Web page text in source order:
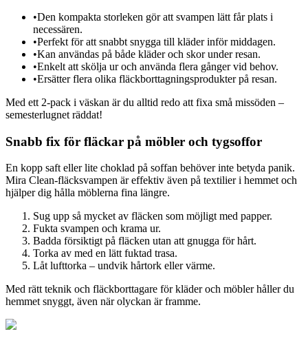
•Den kompakta storleken gör att svampen lätt får plats i
necessären.
•Perfekt för att snabbt snygga till kläder inför middagen.
•Kan användas på både kläder och skor under resan.
•Enkelt att skölja ur och använda flera gånger vid behov.
•Ersätter flera olika fläckborttagningsprodukter på resan.
Med ett 2-pack i väskan är du alltid redo att fixa små missöden –
semesterlugnet räddat!
Snabb fix för fläckar på möbler och tygsoffor
En kopp saft eller lite choklad på soffan behöver inte betyda panik.
Mira Clean-fläcksvampen är effektiv även på textilier i hemmet och
hjälper dig hålla möblerna fina längre.
Sug upp så mycket av fläcken som möjligt med papper.
Fukta svampen och krama ur.
Badda försiktigt på fläcken utan att gnugga för hårt.
Torka av med en lätt fuktad trasa.
Låt lufttorka – undvik hårtork eller värme.
Med rätt teknik och fläckborttagare för kläder och möbler håller du
hemmet snyggt, även när olyckan är framme.